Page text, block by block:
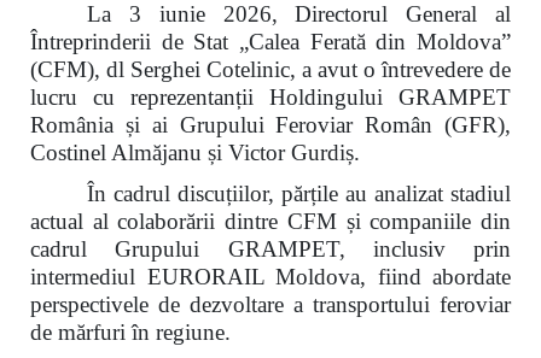
La 3 iunie 2026, Directorul General al
Întreprinderii de Stat „Calea Ferată din Moldova”
(CFM), dl Serghei Cotelinic, a avut o întrevedere de
lucru cu reprezentanții Holdingului GRAMPET
România și ai Grupului Feroviar Român (GFR),
Costinel Almăjanu și Victor Gurdiș.
În cadrul discuțiilor, părțile au analizat stadiul
actual al colaborării dintre CFM și companiile din
cadrul Grupului GRAMPET, inclusiv prin
intermediul EURORAIL Moldova, fiind abordate
perspectivele de dezvoltare a transportului feroviar
de mărfuri în regiune.